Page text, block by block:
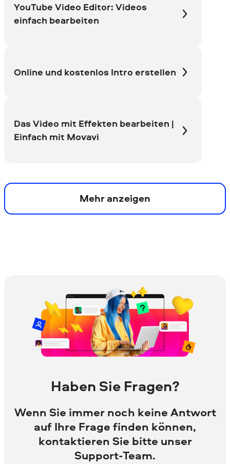
YouTube Video Editor: Videos
einfach bearbeiten
Online und kostenlos Intro erstellen
Das Video mit Effekten bearbeiten |
Einfach mit Movavi
Mehr anzeigen
Haben Sie Fragen?
Wenn Sie immer noch keine Antwort
auf Ihre Frage finden können,
kontaktieren Sie bitte unser
Support-Team.